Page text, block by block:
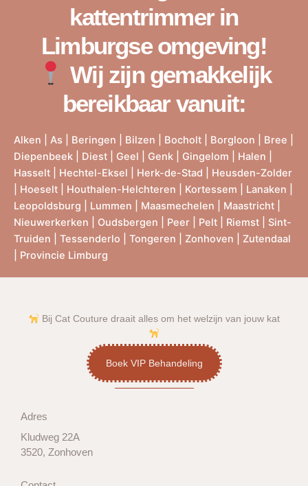
kattentrimmer in
Limburgse omgeving!
Wij zijn gemakkelijk
bereikbaar vanuit:
Alken As Beringen Bilzen Bocholt Borgloon Bree
Diepenbeek
Diest Geel Genk Gingelom Halen
Hasselt
Hechtel-Eksel Herk-de-Stad
Heusden-Zolder
Hoeselt Houthalen-Helchteren Kortessem Lanaken
Leopoldsburg
Lummen Maasmechelen Maastricht
Nieuwerkerken
Oudsbergen Peer Pelt Riemst
Sint-
Truiden
Tessenderlo Tongeren Zonhoven
Zutendaal
Provincie Limburg
Bij Cat Couture draait alles om het welzijn van jouw kat
Boek VIP Behandeling
Adres
Kludweg 22A
3520, Zonhoven